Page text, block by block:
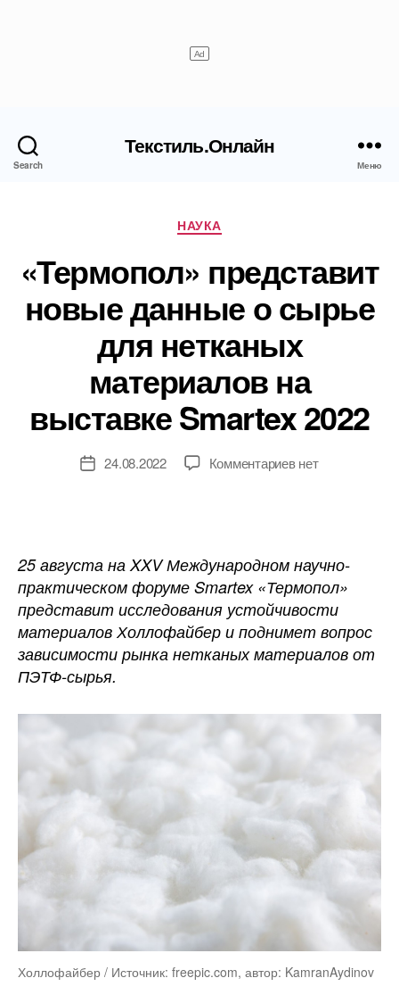
Search
Текстиль.Онлайн
Меню
Рубрики
НАУКА
«Термопол» представит
новые данные о сырье
для нетканых
материалов на
выставке Smartex 2022
Дата24.08.2022 Комментариевк
данные
сырье
для
нетканых
материалов
Smartex
нет
25 августа на XXV Международном научно-
практическом форуме Smartex «Термопол»
представит исследования устойчивости
материалов Холлофайбер и поднимет вопрос
зависимости рынка нетканых материалов от
ПЭТФ-сырья.
Холлофайбер / Источник: freepic.com, автор: KamranAydinov